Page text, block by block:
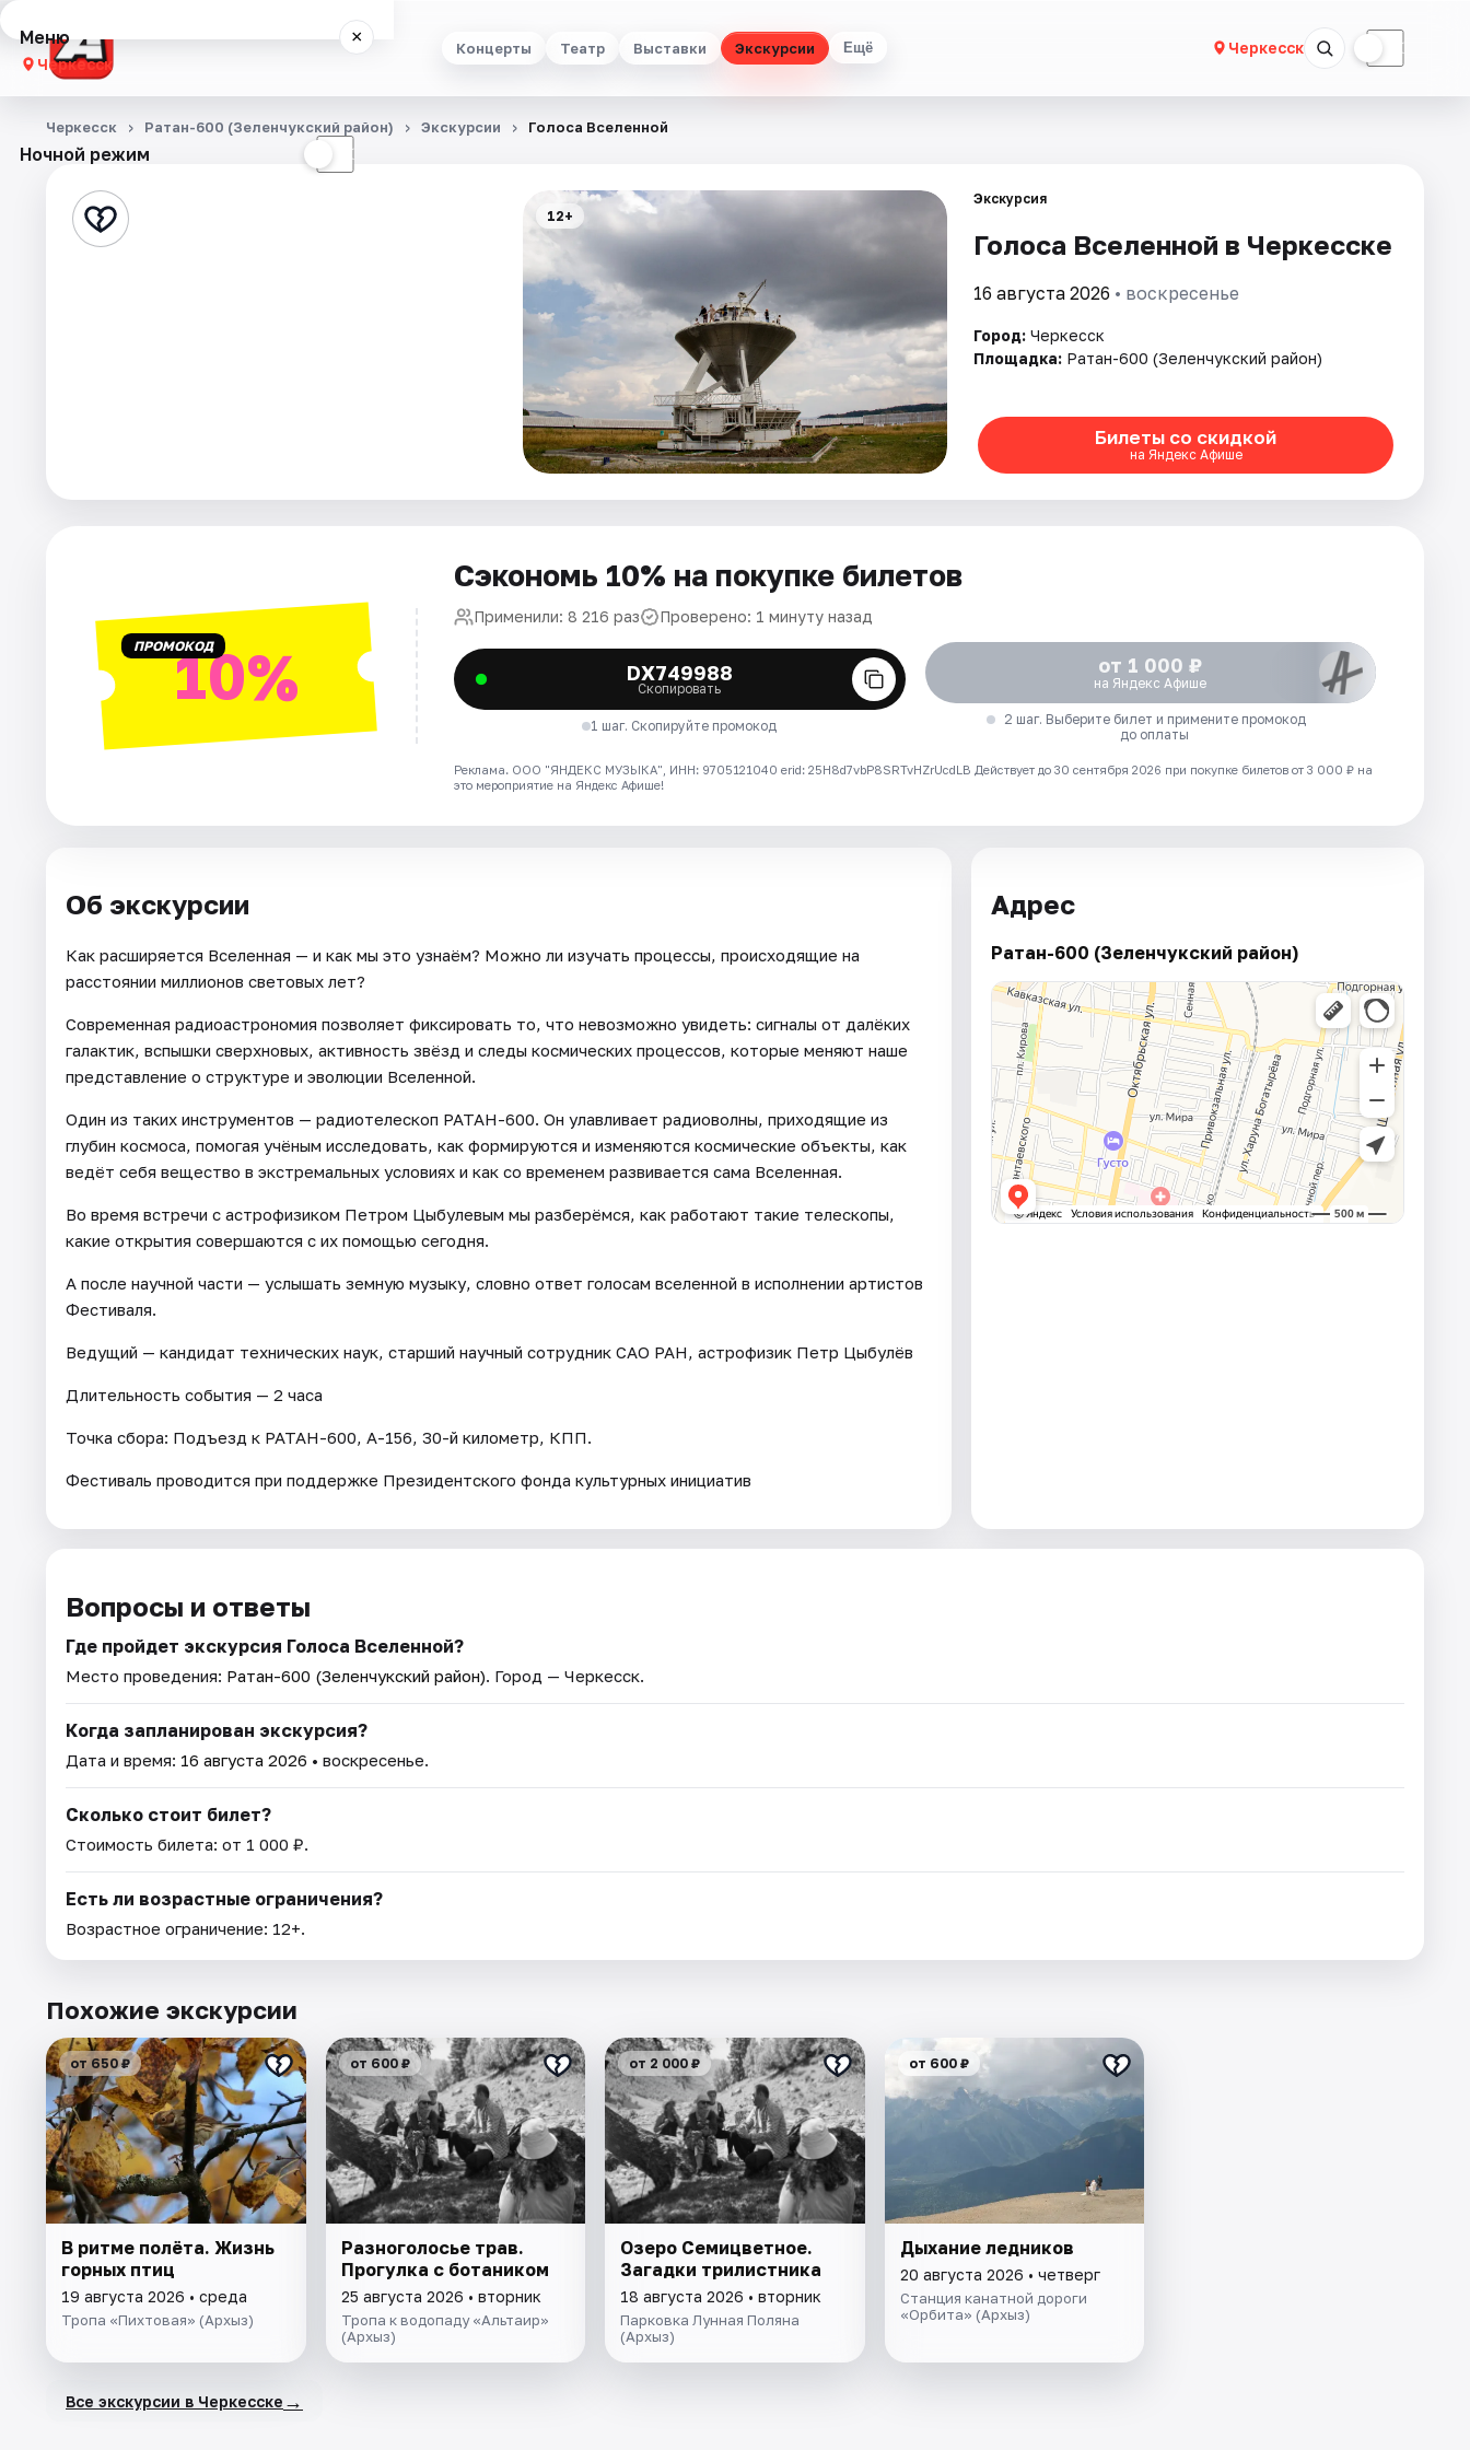
Концерты Театр Выставки Экскурсии Ещё Черкесск ☾
Меню ×
Черкесск
Концерты
Выставки
Артисты
Ночной режим ☾
Черкесск Ратан-600 (Зеленчукский район) Экскурсии Голоса Вселенной
12+
Экскурсия
Голоса Вселенной в Черкесске
16 августа 2026 • воскресенье
Город: Черкесск
Площадка: Ратан-600 (Зеленчукский район)
Билеты со скидкой
на Яндекс Афише
ПРОМОКОД10%
Сэкономь 10% на покупке билетов
Применили: 8 216 раз Проверено: 1 минуту назад
DX749988
Скопировать
1 шаг. Скопируйте промокод
от 1 000 ₽
на Яндекс Афише
2 шаг. Выберите билет и примените промокод
до оплаты
Реклама. ООО "ЯНДЕКС МУЗЫКА", ИНН: 9705121040 erid: 25H8d7vbP8SRTvHZrUcdLB Действует до 30 сентября 2026 при покупке билетов от 3 000 ₽ на
это мероприятие на Яндекс Афише!
Об экскурсии
Как расширяется Вселенная — и как мы это узнаём? Можно ли изучать процессы, происходящие на
расстоянии миллионов световых лет?
Современная радиоастрономия позволяет фиксировать то, что невозможно увидеть: сигналы от далёких
галактик, вспышки сверхновых, активность звёзд и следы космических процессов, которые меняют наше
представление о структуре и эволюции Вселенной.
Один из таких инструментов — радиотелескоп РАТАН-600. Он улавливает радиоволны, приходящие из
глубин космоса, помогая учёным исследовать, как формируются и изменяются космические объекты, как
ведёт себя вещество в экстремальных условиях и как со временем развивается сама Вселенная.
Во время встречи с астрофизиком Петром Цыбулевым мы разберёмся, как работают такие телескопы,
какие открытия совершаются с их помощью сегодня.
А после научной части — услышать земную музыку, словно ответ голосам вселенной в исполнении артистов
Фестиваля.
Ведущий — кандидат технических наук, старший научный сотрудник САО РАН, астрофизик Петр Цыбулёв
Длительность события — 2 часа
Точка сбора: Подъезд к РАТАН-600, А-156, 30-й километр, КПП.
Фестиваль проводится при поддержке Президентского фонда культурных инициатив
Адрес
Ратан-600 (Зеленчукский район)
Вопросы и ответы
Где пройдет экскурсия Голоса Вселенной?
Место проведения: Ратан-600 (Зеленчукский район). Город — Черкесск.
Когда запланирован экскурсия?
Дата и время: 16 августа 2026 • воскресенье.
Сколько стоит билет?
Стоимость билета: от 1 000 ₽.
Есть ли возрастные ограничения?
Возрастное ограничение: 12+.
Похожие экскурсии
от 650 ₽
В ритме полёта. Жизнь
горных птиц
19 августа 2026 • среда
Тропа «Пихтовая» (Архыз)
от 600 ₽
Разноголосье трав.
Прогулка с ботаником
25 августа 2026 • вторник
Тропа к водопаду «Альтаир»
(Архыз)
от 2 000 ₽
Озеро Семицветное.
Загадки трилистника
18 августа 2026 • вторник
Парковка Лунная Поляна
(Архыз)
от 600 ₽
Дыхание ледников
20 августа 2026 • четверг
Станция канатной дороги
«Орбита» (Архыз)
Все экскурсии в Черкесске →